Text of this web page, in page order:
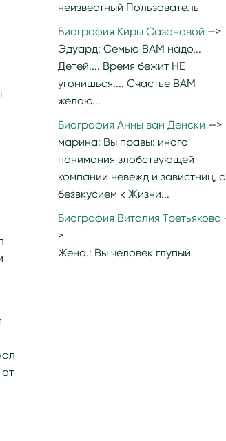
неизвестный Пользователь
Биография Киры Сазоновой
Эдуард: Семью ВАМ надо...
Детей.... Время бежит НЕ
угонишься.... Счастье ВАМ
желаю...
Биография Анны ван Денски
марина: Вы правы: иного
понимания злобствующей
компании невежд и завистниц, с
безвкусием к Жизни...
Биография Виталия Третьякова
Жена.: Вы человек глупый